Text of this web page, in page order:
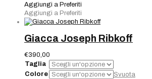
Aggiungi a Preferiti
Aggiungi a Preferiti
Giacca Joseph Ribkoff
€390,00
Taglia
Colore
Svuota